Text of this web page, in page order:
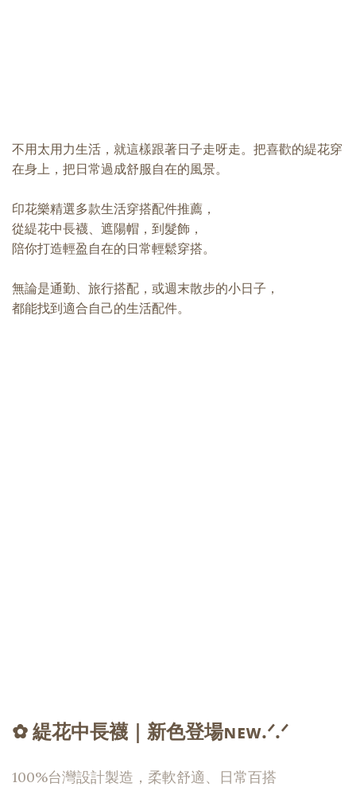
不用太用力生活，就這樣跟著日子走呀走。把喜歡的緹花穿
在身上，把日常過成舒服自在的風景。
印花樂精選多款生活穿搭配件推薦，
從緹花中長襪、遮陽帽，到髮飾，
陪你打造輕盈自在的日常輕鬆穿搭。
無論是通勤、旅行搭配，或週末散步的小日子，
都能找到適合自己的生活配件。
✿ 緹花中長襪｜新色登場ɴᴇᴡ.ᐟ.ᐟ
100%台灣設計製造，柔軟舒適、日常百搭